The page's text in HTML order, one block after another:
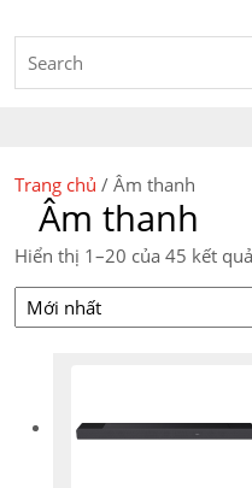
for:
Trang chủ / Âm thanh
Âm thanh
Hiển thị 1–20 của 45 kết quả